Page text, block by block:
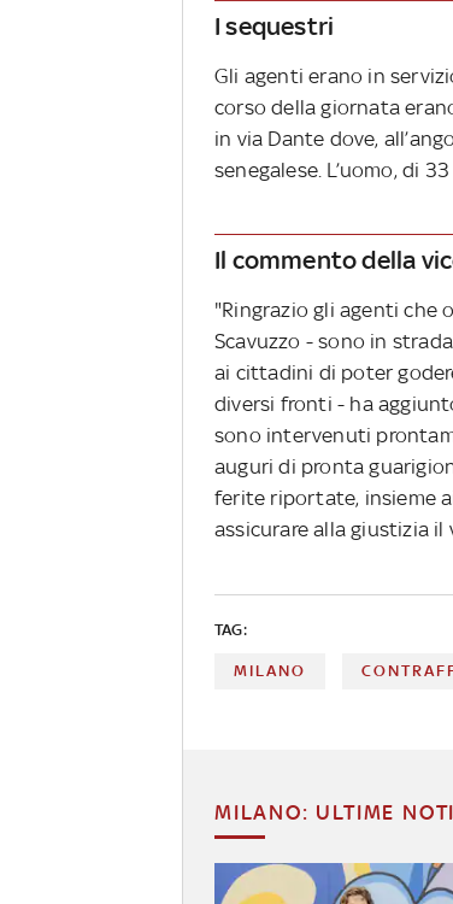
I sequestri
Gli agenti erano in
corso della giornata
in via Dante dove,
senegalese. L’uomo, di
Il commento della
"Ringrazio gli agenti che
Scavuzzo - sono in
ai cittadini di poter
diversi fronti - ha
sono intervenuti
auguri di pronta
ferite riportate, insieme
assicurare alla giustizia
TAG:
MILANO
MILANO: ULTIME